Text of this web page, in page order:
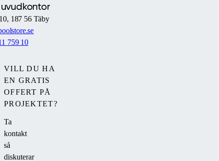
VILL DU HA
EN GRATIS
OFFERT PÅ
PROJEKTET?
Ta
kontakt
så
diskuterar
187 56 Täby
759 10